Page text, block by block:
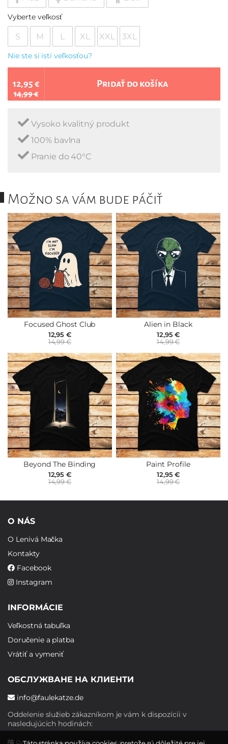
Vyberte veľkosť
S M L XL XXL 3XL
Nie ste si istí veľkosťou?
12,95 €
14,99 €
Pridať do košíka
Vysoko kvalitný produkt
100% bavlna
Pranie do 40°C
Možno sa vám bude páčiť
Focused Ghost Club
12,95 €
14,99 €
Alien in Black
12,95 €
14,99 €
Beyond The Binding
12,95 €
14,99 €
Paint Profile
12,95 €
14,99 €
O NÁS
O Lenivá Mačka
Kontakty
Facebook
Instagram
INFORMÁCIE
Veľkostná tabuľka
Doručenie a platba
Vrátiť a vymeniť
ОБСЛУЖВАНЕ НА КЛИЕНТИ
info@faulekatze.de
Oddelenie služieb zákazníkom je vám k dispozícii v
nasledujúcich hodinách: